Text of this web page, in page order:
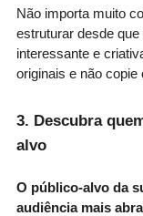
Não importa muito
estruturar desde
interessante e
originais e não copie
3. Descubra
alvo
O público-alvo da
audiência mais